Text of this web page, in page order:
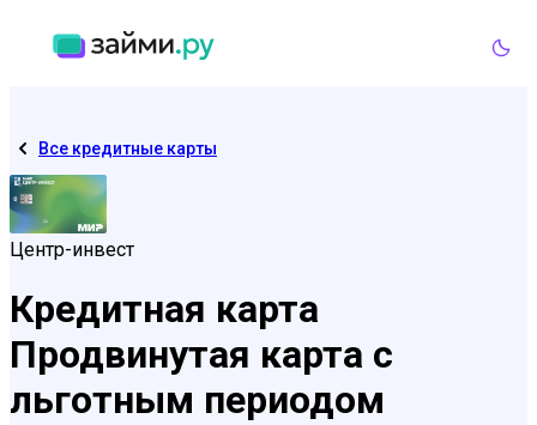
Все кредитные карты
Центр-инвест
Кредитная карта
Продвинутая карта с
льготным периодом